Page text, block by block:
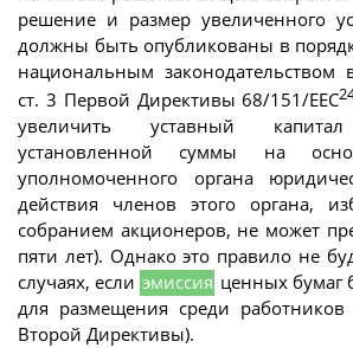
решение и размер увеличенного
должны быть опубликованы в
национальным законодательством
ст. 3 Первой Директивы 68/151/EEC
увеличить уставный
установленной суммы на
уполномоченного органа
действия членов этого органа,
собранием акционеров, не может
пяти лет). Однако это правило не
случаях, если эмиссия ценных бумаг
для размещения среди
Второй Директивы).